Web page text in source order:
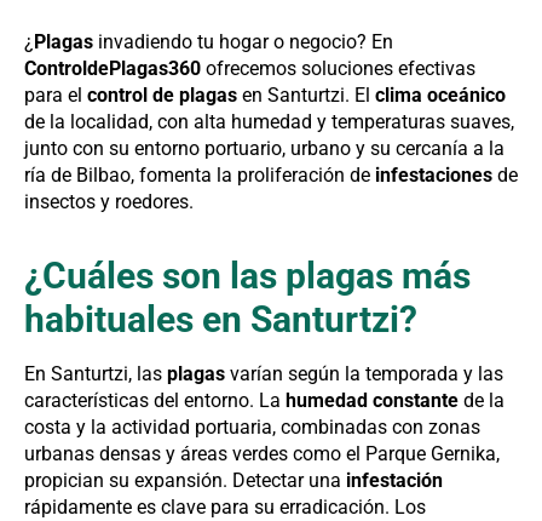
¿ Plagas invadiendo tu hogar o negocio? En
ControldePlagas360 ofrecemos soluciones efectivas
para el control de plagas en Santurtzi. El clima oceánico
de la localidad, con alta humedad y temperaturas suaves,
junto con su entorno portuario, urbano y su cercanía a la
ría de Bilbao, fomenta la proliferación de infestaciones de
insectos y roedores.
¿Cuáles son las plagas más
habituales en Santurtzi?
En Santurtzi, las plagas varían según la temporada y las
características del entorno. La humedad constante de la
costa y la actividad portuaria, combinadas con zonas
urbanas densas y áreas verdes como el Parque Gernika,
propician su expansión. Detectar una infestación
rápidamente es clave para su erradicación. Los